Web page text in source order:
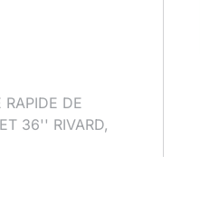
DE
36'' RIVARD,